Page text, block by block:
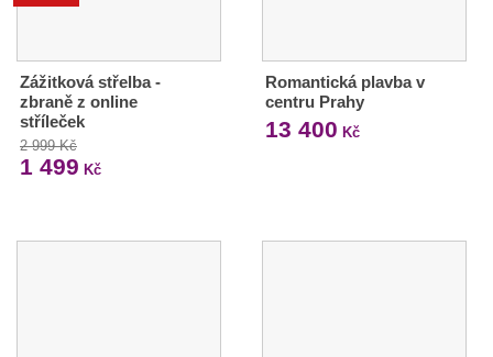
Zážitková střelba -
zbraně z online
stříleček
2 999 Kč
1 499 Kč
Romantická plavba v
centru Prahy
13 400 Kč